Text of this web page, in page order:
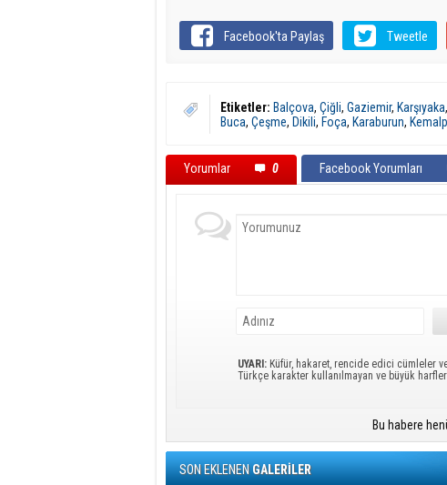
Facebook'ta Paylaş Tweetle
Etiketler: Balçova, Çiğli, Gaziemir, Karşıyaka,
Buca, Çeşme, Dikili, Foça, Karaburun,
Yorumlar 0 Facebook Yorumları
UYARI: Küfür, hakaret, rencide edici cümleler
Türkçe karakter kullanılmayan ve büyük
Bu habere
SON EKLENENGALERİLER